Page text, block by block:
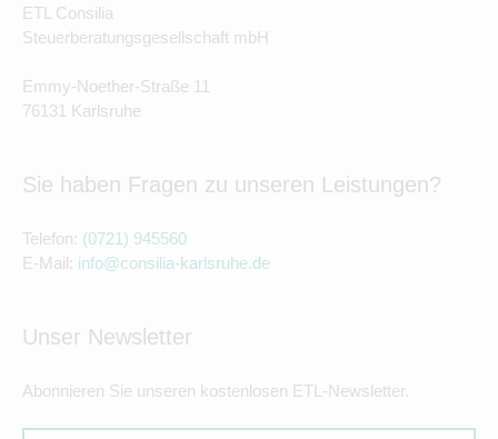
ETL Consilia
Steuerberatungsgesellschaft mbH
Emmy-Noether-Straße 11
76131 Karlsruhe
Sie haben Fragen zu unseren Leistungen?
Telefon: (0721) 945560
E-Mail: info@consilia-karlsruhe.de
Unser Newsletter
Abonnieren Sie unseren kostenlosen ETL-Newsletter.